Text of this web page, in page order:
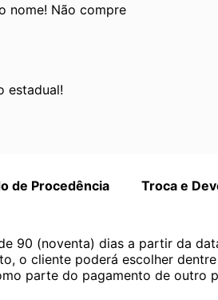
nome! Não compre
estadual!
de Procedência Troca e
90 (noventa) dias a partir da
o cliente poderá escolher
parte do pagamento de outro